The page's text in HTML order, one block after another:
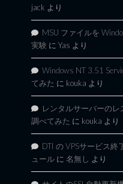
jack より
MSU ファイルを
実験 に Yas より
Windows NT 3.51
てみた に kouka より
レンタルサーバーの
調べてみた に kouka より
DTI の VPSサービス
ュール に 名無し より